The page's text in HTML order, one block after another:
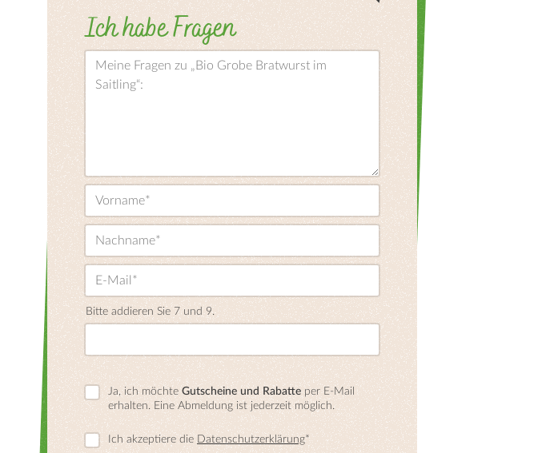
Ich habe Fragen
Bitte addieren Sie 7 und 9.
Ja, ich möchte Gutscheine und Rabatteper E-Mail
erhalten. Eine Abmeldung ist jederzeit möglich.
Ich akzeptiere die Datenschutzerklärung*